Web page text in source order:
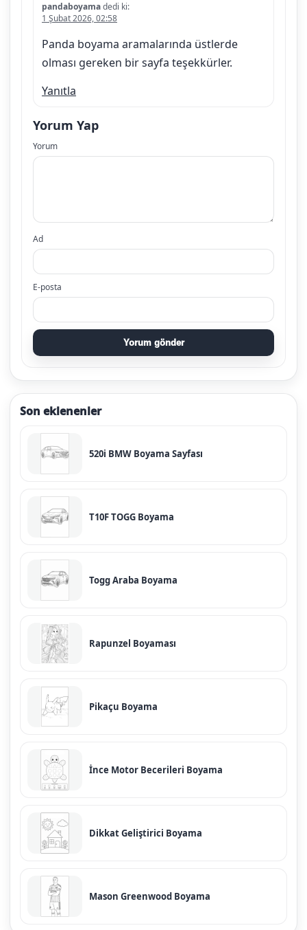
pandaboyamadedi ki:
1 Şubat 2026, 02:58
Panda boyama aramalarında üstlerde
olması gereken bir sayfa teşekkürler.
Yanıtla
Yorum Yap
Yorum
Ad
E-posta
Yorum gönder
Son eklenenler
520i BMW Boyama Sayfası
T10F TOGG Boyama
Togg Araba Boyama
Rapunzel Boyaması
Pikaçu Boyama
İnce Motor Becerileri Boyama
Dikkat Geliştirici Boyama
Mason Greenwood Boyama